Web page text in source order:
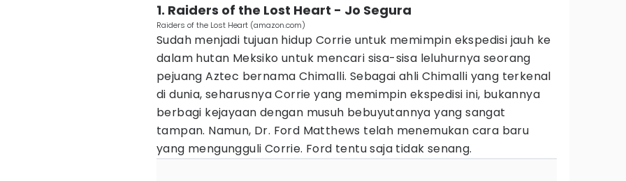
1. Raiders of the Lost Heart - Jo Segura
Raiders of the Lost Heart (amazon.com)
Sudah menjadi tujuan hidup Corrie untuk memimpin ekspedisi jauh ke
dalam hutan Meksiko untuk mencari sisa-sisa leluhurnya seorang
pejuang Aztec bernama Chimalli. Sebagai ahli Chimalli yang terkenal
di dunia, seharusnya Corrie yang memimpin ekspedisi ini, bukannya
berbagi kejayaan dengan musuh bebuyutannya yang sangat
tampan. Namun, Dr. Ford Matthews telah menemukan cara baru
yang mengungguli Corrie. Ford tentu saja tidak senang.